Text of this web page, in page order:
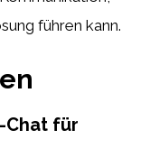
führen kann.
für